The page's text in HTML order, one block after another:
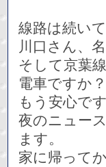
線路は続い
川口さん、
そして京葉
電車ですか
もう安心で
夜のニュー
ます。
家に帰って